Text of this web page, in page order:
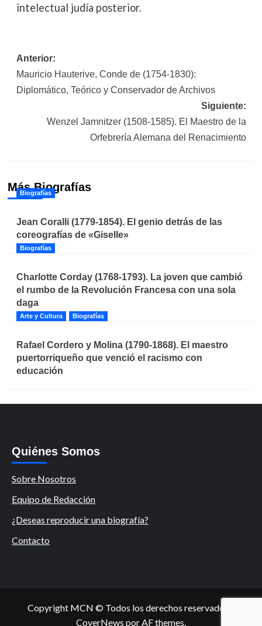
intelectual judía posterior.
Navegación
de
entradas
Anterior:
Mauricio Hauterive, Conde de (1754-1830):
Diplomático, Teórico y Conservador de Archivos
Siguiente:
Wenzel Jamnitzer (1508-1585). El Maestro de la
Orfebrería Alemana del Renacimiento
Más Biografías
Biografías
Jean Coralli (1779-1854). El genio detrás de las
coreografías de «Giselle»
Biografías
Charlotte Corday (1768-1793). La joven que cambió
el rumbo de la Revolución Francesa con una sola
daga
Arte y Cultura Biografías
Rafael Cordero y Molina (1790-1868). El maestro
puertorriqueño que venció el racismo con
educación
Quiénes Somos
Sobre Nosotros
Equipo de Redacción
¿Deseas reproducir una biografía?
Contacto
Copyright MCN © Todos los derechos reservados.
CoverNews por AF themes.